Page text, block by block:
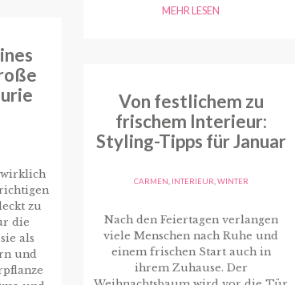
wirklich
zu
die
als
und
MEHR LESEN
Von festlichem zu
frischem Interieur:
Styling-Tipps für Januar
CARMEN, INTERIEUR,WINTER
Nach den Feiertagen verlangen
viele Menschen nach Ruhe und
einem frischen Start auch in
ihrem Zuhause. Der